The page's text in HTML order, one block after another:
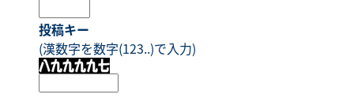
投稿キー
(漢数字を数字(123..)で入力)